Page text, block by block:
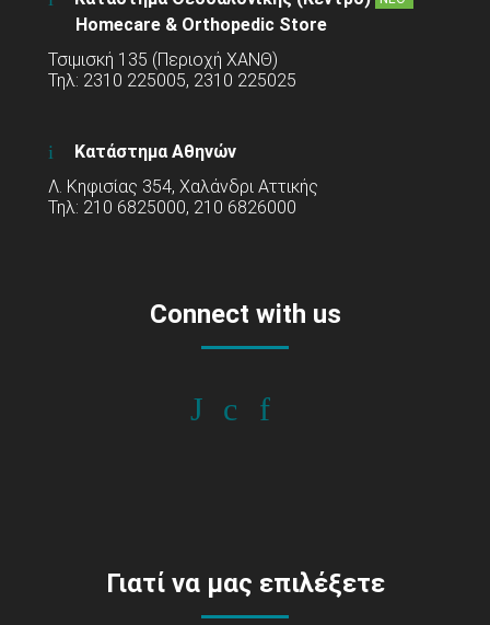
Homecare & Orthopedic Store
Τσιμισκή 135 (Περιοχή ΧΑΝΘ)
Τηλ: 2310 225005, 2310 225025
Κατάστημα Αθηνών
Λ. Κηφισίας 354, Χαλάνδρι Αττικής
Τηλ: 210 6825000, 210 6826000
Connect with us
Γιατί να μας επιλέξετε